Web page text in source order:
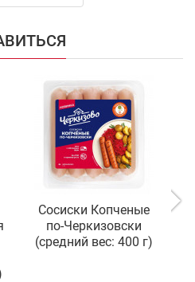
Сосиски Копченые
по-Черкизовски
(средний вес: 400 г)